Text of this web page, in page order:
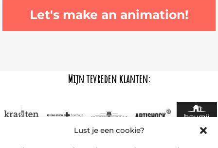
Lust je een cookie?
Let's make an animation!
Mijn tevreden klanten: